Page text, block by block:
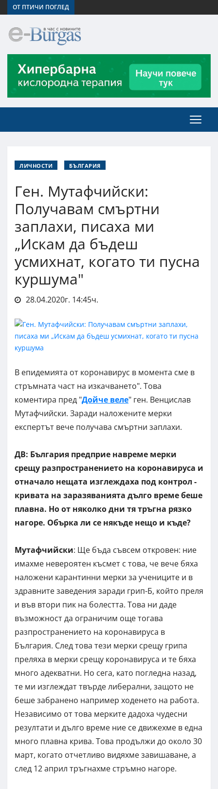
ОТ ПТИЧИ ПОГЛЕД
ЛИЧНОСТИ БЪЛГАРИЯ
Ген. Мутафчийски:
Получавам смъртни
заплахи, писаха ми
„Искам да бъдеш
усмихнат, когато ти пусна
куршума"
28.04.2020г. 14:45ч.
В епидемията от коронавирус в момента сме в
стръмната част на изкачването". Това
коментира пред "Дойче веле" ген. Венцислав
Мутафчийски. Заради наложените мерки
експертът вече получава смъртни заплахи.
ДВ: България предприе навреме мерки
срещу разпространението на коронавируса и
отначало нещата изглеждаха под контрол -
кривата на заразяванията дълго време беше
плавна. Но от няколко дни тя тръгна рязко
нагоре. Обърка ли се някъде нещо и къде?
Мутафчийски: Ще бъда съвсем откровен: ние
имахме невероятен късмет с това, че вече бяха
наложени карантинни мерки за учениците и в
здравните заведения заради грип-Б, който преля
и във втори пик на болестта. Това ни даде
възможност да ограничим още тогава
разпространението на коронавируса в
България. След това тези мерки срещу грипа
преляха в мерки срещу коронавируса и те бяха
много адекватни. Но сега, като погледна назад,
те ми изглеждат твърде либерални, защото не
беше забранено например ходенето на работа.
Независимо от това мерките дадоха чудесни
резултати и дълго време ние се движехме в една
много плавна крива. Това продължи до около 30
март, когато отчетливо видяхме завишаване, а
след 12 април тръгнахме стръмно нагоре.